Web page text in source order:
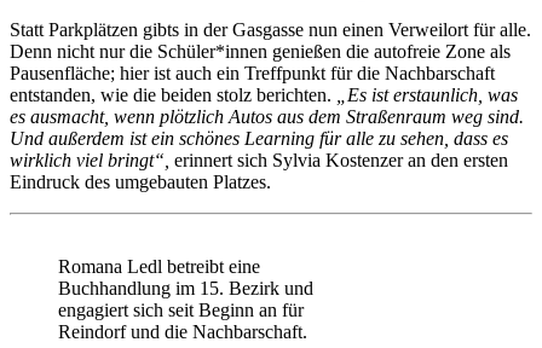
Statt Parkplätzen gibts in der Gasgasse nun einen Verweilort für alle.
Denn nicht nur die Schüler*innen genießen die autofreie Zone als
Pausenfläche; hier ist auch ein Treffpunkt für die Nachbarschaft
entstanden, wie die beiden stolz berichten.
„Es ist erstaunlich, was
es ausmacht, wenn plötzlich Autos aus dem Straßenraum weg sind.
Und außerdem ist ein schönes Learning für alle zu sehen, dass es
wirklich viel bringt“, erinnert sich Sylvia Kostenzer an den ersten
Eindruck des umgebauten Platzes.
Romana Ledl betreibt eine
Buchhandlung im 15. Bezirk und
engagiert sich seit Beginn an für
Reindorf und die Nachbarschaft.